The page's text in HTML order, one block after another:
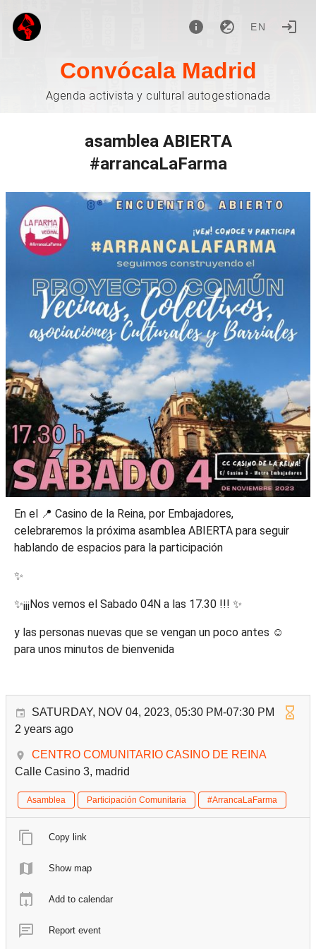
EN
Convócala Madrid
Agenda activista y cultural autogestionada
asamblea ABIERTA
#arrancaLaFarma
En el 📍 Casino de la Reina, por Embajadores,
celebraremos la próxima asamblea ABIERTA para seguir
hablando de espacios para la participación
✨
✨¡¡¡Nos vemos el Sabado 04N a las 17.30 !!! ✨
y las personas nuevas que se vengan un poco antes ☺️
para unos minutos de bienvenida
SATURDAY, NOV 04, 2023, 05:30 PM-07:30 PM
2 years ago
CENTRO COMUNITARIO CASINO DE REINA
Calle Casino 3, madrid
Asamblea Participación Comunitaria #ArrancaLaFarma
Copy link
Show map
Add to calendar
Report event